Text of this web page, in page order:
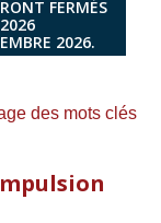
FERMÉS
2026.
des mots clés